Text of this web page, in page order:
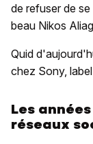
de refuser de
beau Nikos
Quid
chez Sony,
Les
réseaux